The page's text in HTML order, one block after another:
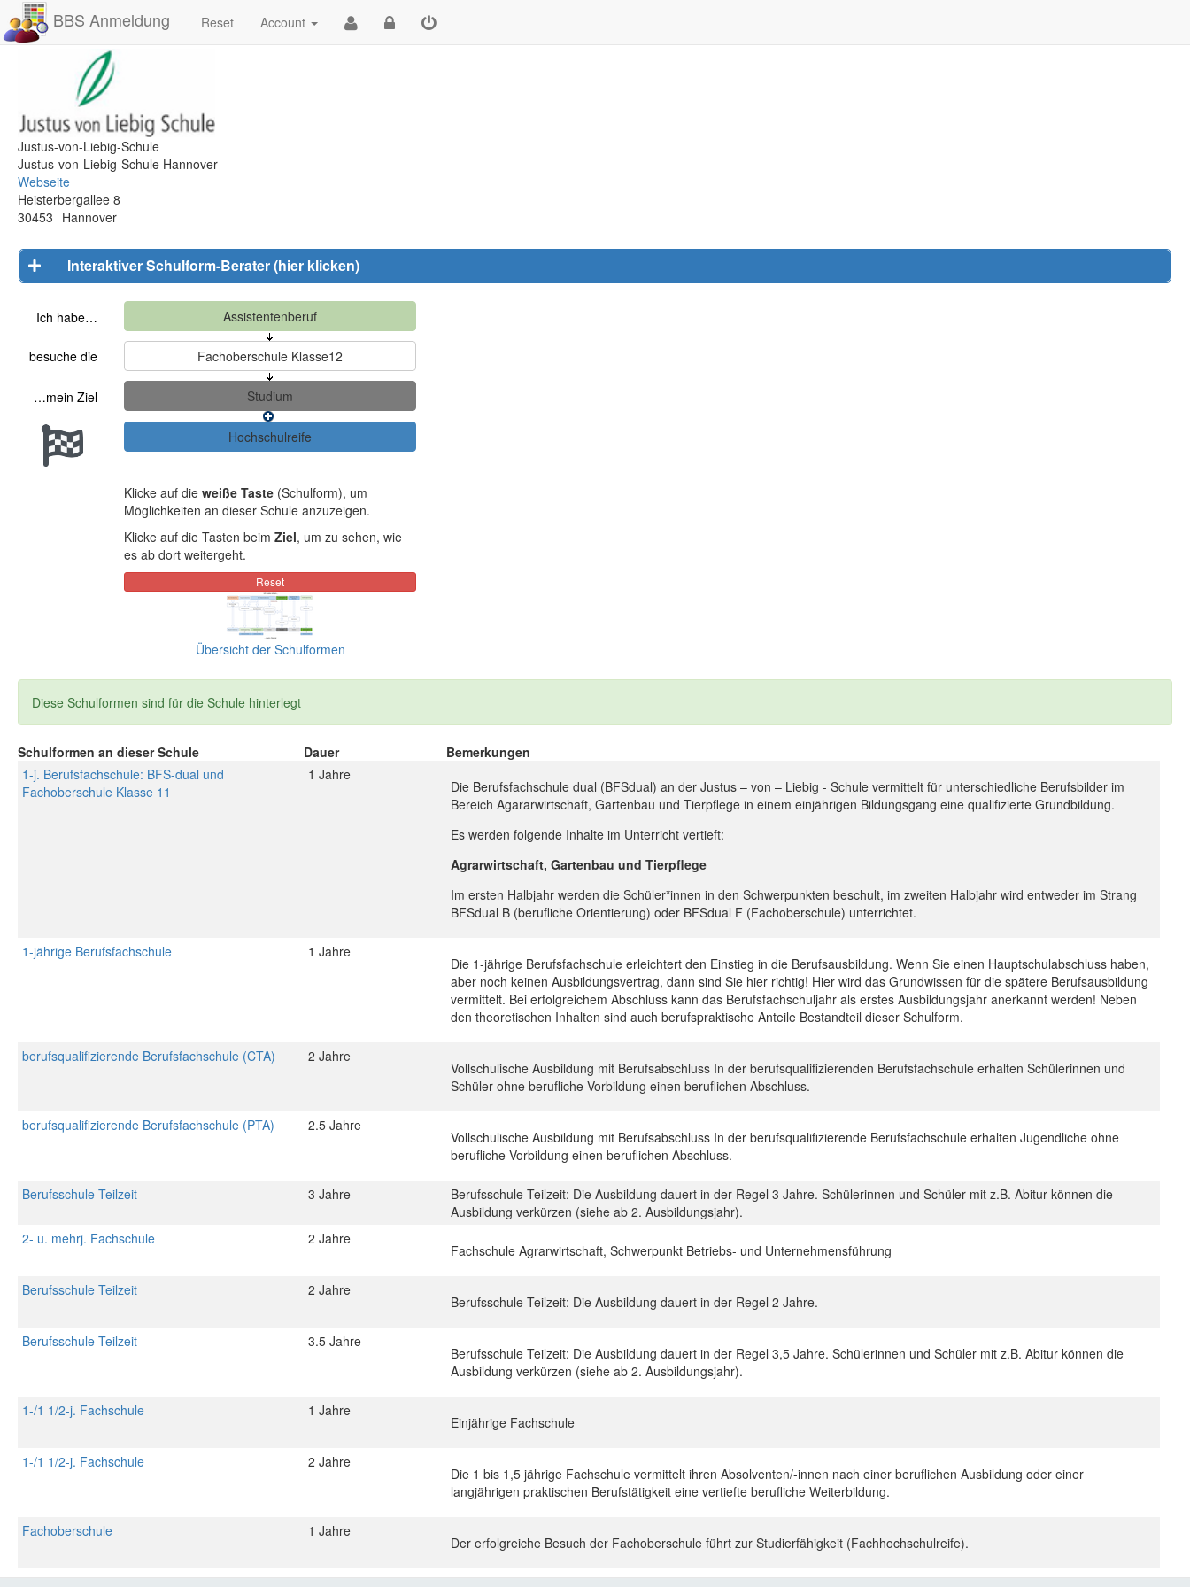
BBS Anmeldung Reset Account
Justus-von-Liebig-Schule
Justus-von-Liebig-Schule Hannover
Webseite
Heisterbergallee 8
30453 Hannover
Interaktiver Schulform-Berater (hier klicken)
Ich habe…
besuche die
…mein Ziel
Klicke auf die weiße Taste (Schulform), um
Möglichkeiten an dieser Schule anzuzeigen.
Klicke auf die Tasten beim Ziel, um zu sehen, wie
es ab dort weitergeht.
Übersicht der Schulformen
Diese Schulformen sind für die Schule hinterlegt
Schulformen an dieser Schule Dauer
Bemerkungen
1-j. Berufsfachschule: BFS-dual und
Fachoberschule Klasse 11
1 Jahre
Die Berufsfachschule dual (BFSdual) an der Justus – von – Liebig - Schule vermittelt für unterschiedliche Berufsbilder im
Bereich Agararwirtschaft, Gartenbau und Tierpflege in einem einjährigen Bildungsgang eine qualifizierte Grundbildung.
Es werden folgende Inhalte im Unterricht vertieft:
Agrarwirtschaft, Gartenbau und Tierpflege
Im ersten Halbjahr werden die Schüler*innen in den Schwerpunkten beschult, im zweiten Halbjahr wird entweder im Strang
BFSdual B (berufliche Orientierung) oder BFSdual F (Fachoberschule) unterrichtet.
1-jährige Berufsfachschule 1 Jahre
Die 1-jährige Berufsfachschule erleichtert den Einstieg in die Berufsausbildung. Wenn Sie einen Hauptschulabschluss haben,
aber noch keinen Ausbildungsvertrag, dann sind Sie hier richtig! Hier wird das Grundwissen für die spätere Berufsausbildung
vermittelt. Bei erfolgreichem Abschluss kann das Berufsfachschuljahr als erstes Ausbildungsjahr anerkannt werden! Neben
den theoretischen Inhalten sind auch berufspraktische Anteile Bestandteil dieser Schulform.
berufsqualifizierende Berufsfachschule (CTA) 2 Jahre
Vollschulische Ausbildung mit Berufsabschluss In der berufsqualifizierenden Berufsfachschule erhalten Schülerinnen und
Schüler ohne berufliche Vorbildung einen beruflichen Abschluss.
berufsqualifizierende Berufsfachschule (PTA) 2.5 Jahre
Vollschulische Ausbildung mit Berufsabschluss In der berufsqualifizierende Berufsfachschule erhalten Jugendliche ohne
berufliche Vorbildung einen beruflichen Abschluss.
Berufsschule Teilzeit 3 Jahre
Berufsschule Teilzeit: Die Ausbildung dauert in der Regel 3 Jahre. Schülerinnen und Schüler mit z.B. Abitur können die
Ausbildung verkürzen (siehe ab 2. Ausbildungsjahr).
2- u. mehrj. Fachschule
2 Jahre
Fachschule Agrarwirtschaft, Schwerpunkt Betriebs- und Unternehmensführung
Berufsschule Teilzeit 2 Jahre
Berufsschule Teilzeit: Die Ausbildung dauert in der Regel 2 Jahre.
Berufsschule Teilzeit 3.5 Jahre
Berufsschule Teilzeit: Die Ausbildung dauert in der Regel 3,5 Jahre. Schülerinnen und Schüler mit z.B. Abitur können die
Ausbildung verkürzen (siehe ab 2. Ausbildungsjahr).
1-/1 1/2-j. Fachschule 1 Jahre
Einjährige Fachschule
1-/1 1/2-j. Fachschule 2 Jahre
Die 1 bis 1,5 jährige Fachschule vermittelt ihren Absolventen/-innen nach einer beruflichen Ausbildung oder einer
langjährigen praktischen Berufstätigkeit eine vertiefte berufliche Weiterbildung.
Fachoberschule 1 Jahre
Der erfolgreiche Besuch der Fachoberschule führt zur Studierfähigkeit (Fachhochschulreife).